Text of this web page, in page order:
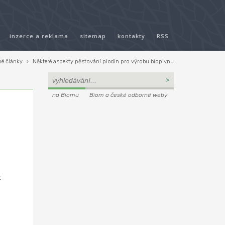
inzerce a reklama sitemap kontakty RSS
články › Některé aspekty pěstování plodin pro výrobu bioplynu
na Biomu Biom a české odborné weby